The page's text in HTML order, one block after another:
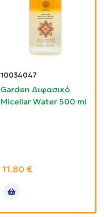
10034047
Garden Διφασικό
Micellar Water 500 ml
11.80 €